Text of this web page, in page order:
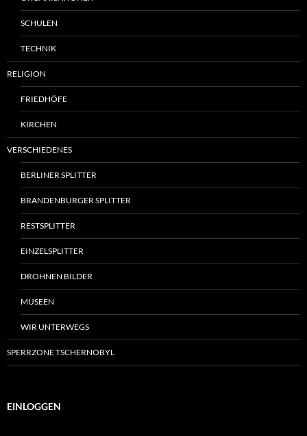
SCHULEN
TECHNIK
RELIGION
FRIEDHÖFE
KIRCHEN
VERSCHIEDENES
BERLINER SPLITTER
BRANDENBURGER SPLITTER
RESTSPLITTER
EINZELSPLITTER
DROHNEN BILDER
MUSEEN
WIR UNTERWEGS
SPERRZONE TSCHERNOBYL
EINLOGGEN